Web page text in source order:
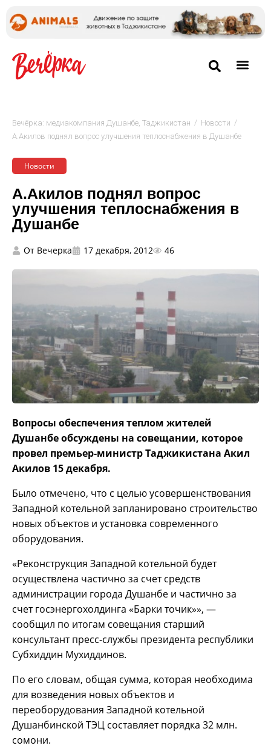
Вечёрка: медиакомпания Душанбе, Таджикистан / Новости /
А.Акилов поднял вопрос улучшения теплоснабжения в Душанбе
Новости
А.Акилов поднял вопрос
улучшения теплоснабжения в
Душанбе
От Вечерка 17 декабря, 2012 46
Вопросы обеспечения теплом жителей
Душанбе обсуждены на совещании, которое
провел премьер-министр Таджикистана Акил
Акилов 15 декабря.
Было отмечено, что с целью усовершенствования
Западной котельной запланировано строительство
новых объектов и установка современного
оборудования.
«Реконструкция Западной котельной будет
осуществлена частично за счет средств
администрации города Душанбе и частично за
счет госэнергохолдинга «Барки точик»», —
сообщил по итогам совещания старший
консультант пресс-службы президента республики
Субхиддин Мухиддинов.
По его словам, общая сумма, которая необходима
для возведения новых объектов и
переоборудования Западной котельной
Душанбинской ТЭЦ составляет порядка 32 млн.
сомони.